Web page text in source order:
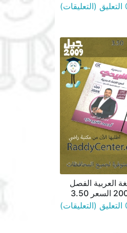
سريعة
العربية الفصل